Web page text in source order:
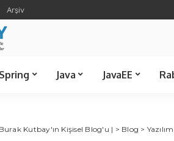
Arşiv
Spring
Template
Java JavaEE
Burak Kutbay'ın Kişisel Blog'u | > Blog >